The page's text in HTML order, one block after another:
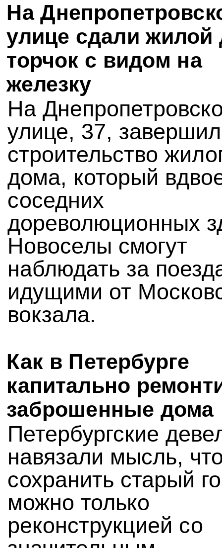
На
улице сдали жилой
торчок с видом на
железку
На
улице, 37,
строительство
дома, который
соседних
дореволюционных
Новоселы смогут
наблюдать за
идущими от
вокзала.
Как в Петербурге
капитально
заброшенные дома
Петербургские
навязали мысль,
сохранить старый
можно только
реконструкцией со